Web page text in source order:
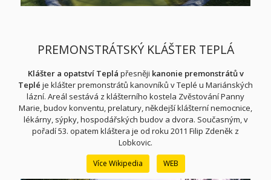
PREMONSTRÁTSKÝ KLÁŠTER TEPLÁ
Klášter a opatství Teplá přesněji kanonie premonstrátů v
Teplé je klášter premonstrátů kanovníků v Teplé u Mariánských
lázní. Areál sestává z klášterního kostela Zvěstování Panny
Marie, budov konventu, prelatury, někdejší klášterní nemocnice,
lékárny, sýpky, hospodářských budov a dvora. Současným, v
pořadí 53. opatem kláštera je od roku 2011 Filip Zdeněk z
Lobkovic.
Více Wikipedia WEB